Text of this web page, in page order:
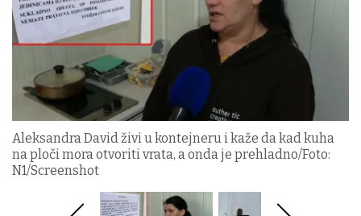
Aleksandra David živi u kontejneru i kaže da kad kuha
na ploči mora otvoriti vrata, a onda je prehladno/Foto:
N1/Screenshot